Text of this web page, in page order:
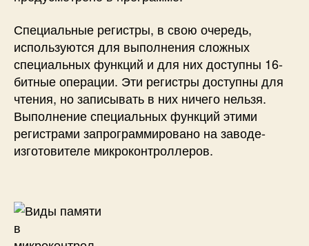
Специальные регистры, в свою очередь,
используются для выполнения сложных
специальных функций и для них доступны 16-
битные операции. Эти регистры доступны для
чтения, но записывать в них ничего нельзя.
Выполнение специальных функций этими
регистрами запрограммировано на заводе-
изготовителе микроконтроллеров.